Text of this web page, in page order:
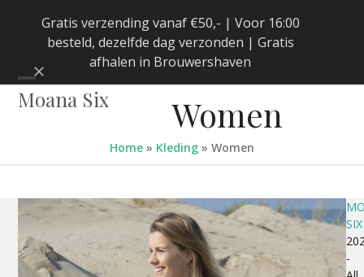
Gratis verzending vanaf €50,- | Voor 16:00
besteld, dezelfde dag verzonden | Gratis
afhalen in Brouwershaven
Negeren
Moana Six
Open
Close
Women
Home » Kleding » Women
SIX
-